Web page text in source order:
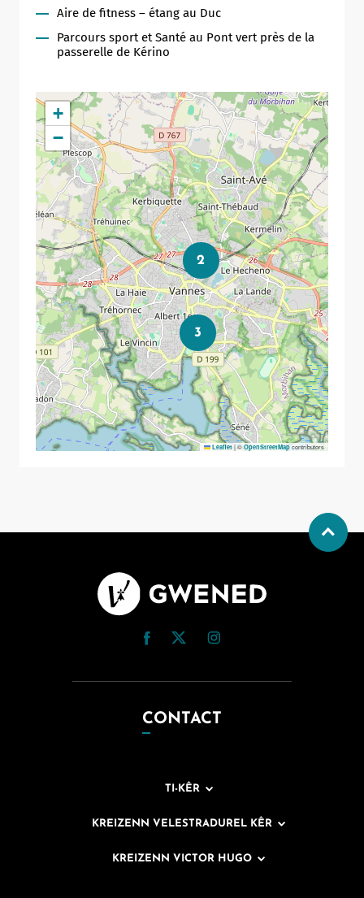
Aire de fitness – étang au Duc
Parcours sport et Santé au Pont vert près de la
passerelle de Kérino
3
2
+
−
Leaflet |© OpenStreetMapcontributors
CONTACT
TI-KÊR
KREIZENN VELESTRADUREL KÊR
KREIZENN VICTOR HUGO